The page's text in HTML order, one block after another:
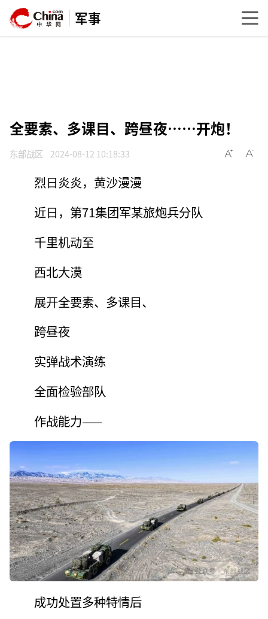
军事
全要素、多课目、跨昼夜……开炮！
东部战区 2024-08-12 10:18:33
烈日炎炎，黄沙漫漫
近日，第71集团军某旅炮兵分队
千里机动至
西北大漠
展开全要素、多课目、
跨昼夜
实弹战术演练
全面检验部队
作战能力——
成功处置多种特情后